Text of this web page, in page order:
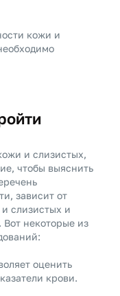
кожи и
и слизистых,
чтобы выяснить
зависит от
слизистых и
некоторые из
оценить
крови.